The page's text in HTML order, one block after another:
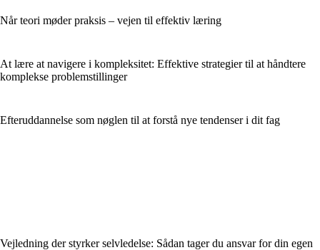
Når teori møder praksis – vejen til effektiv læring
At lære at navigere i kompleksitet: Effektive strategier til at håndtere
komplekse problemstillinger
Efteruddannelse som nøglen til at forstå nye tendenser i dit fag
Vejledning der styrker selvledelse: Sådan tager du ansvar for din egen